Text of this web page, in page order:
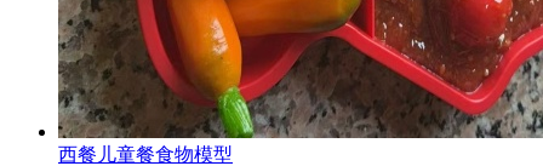
西餐儿童餐食物模型